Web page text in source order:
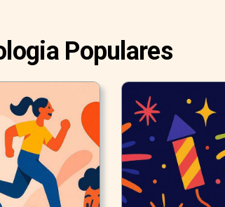
Populares